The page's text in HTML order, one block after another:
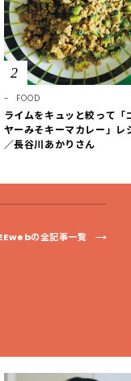
2
FOOD
ライムをキュッと絞って「
ヤーみそキーマカレー」レ
／長谷川あかりさん
の全記事一覧